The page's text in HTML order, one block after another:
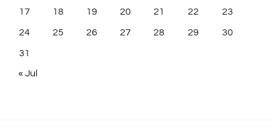
17 18 19 20 21 22 23
24 25 26 27 28 29 30
31
« Jul